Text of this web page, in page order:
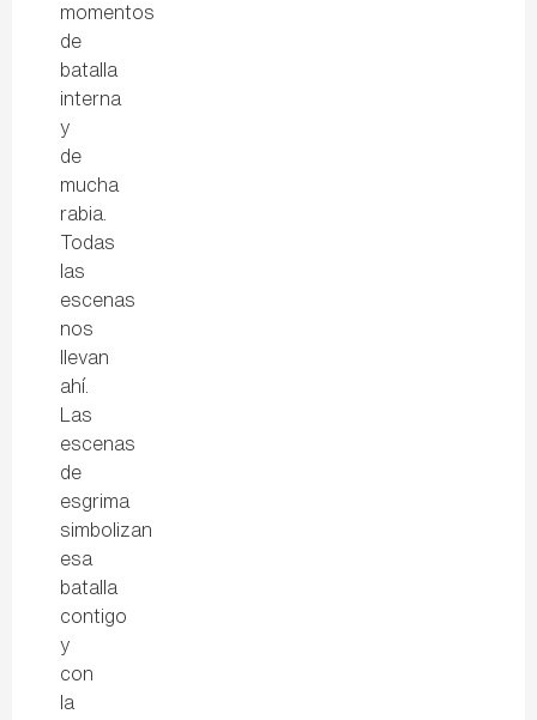
momentos
de
batalla
interna
y
de
mucha
rabia.
Todas
las
escenas
nos
llevan
ahí.
Las
escenas
de
esgrima
simbolizan
esa
batalla
contigo
y
con
la